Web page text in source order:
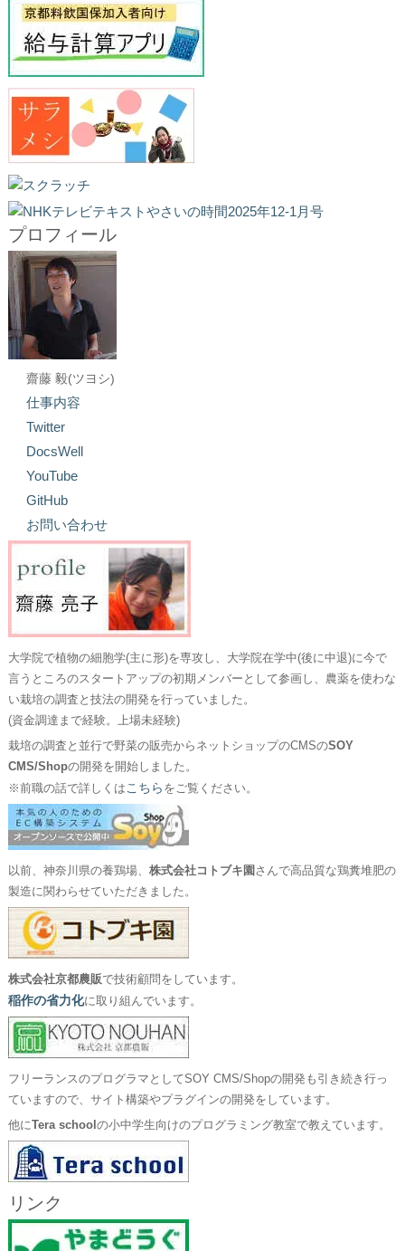
プロフィール
齋藤 毅(ツヨシ)
仕事内容
Twitter
DocsWell
YouTube
GitHub
お問い合わせ
大学院で植物の細胞学(主に形)を専攻し、大学院在学中(後に中退)に今で
言うところのスタートアップの初期メンバーとして参画し、農薬を使わな
い栽培の調査と技法の開発を行っていました。
(資金調達まで経験。上場未経験)
栽培の調査と並行で野菜の販売からネットショップのCMSのSOY
CMS/Shopの開発を開始しました。
※前職の話で詳しくはこちら をご覧ください。
以前、神奈川県の養鶏場、 株式会社コトブキ園 さんで高品質な鶏糞堆肥の
製造に関わらせていただきました。
株式会社京都農販で技術顧問をしています。
稲作の省力化に取り組んでいます。
フリーランスのプログラマとしてSOY CMS/Shopの開発も引き続き行っ
ていますので、サイト構築やプラグインの開発をしています。
他にTera school の小中学生向けのプログラミング教室で教えています。
リンク